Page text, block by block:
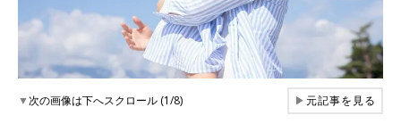
▼次の画像は下へスクロール (1/8) ▶元記事を見る